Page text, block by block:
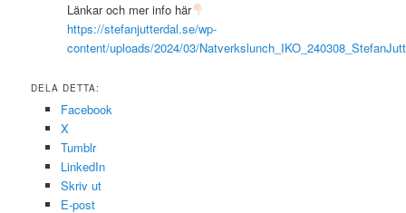
Länkar och mer info här
https://stefanjutterdal.se/wp-
content/uploads/2024/03/
DELA DETTA:
Facebook
X
Tumblr
LinkedIn
Skriv ut
E-post